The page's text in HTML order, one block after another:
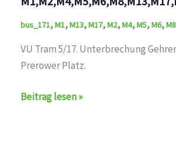
bus_171,M1,M13,M17,M2,M4,M5,M6,M8
VU Tram 5/17. Unterbrechung
Prerower Platz.
Verzögerungen
Beitrag lesen »